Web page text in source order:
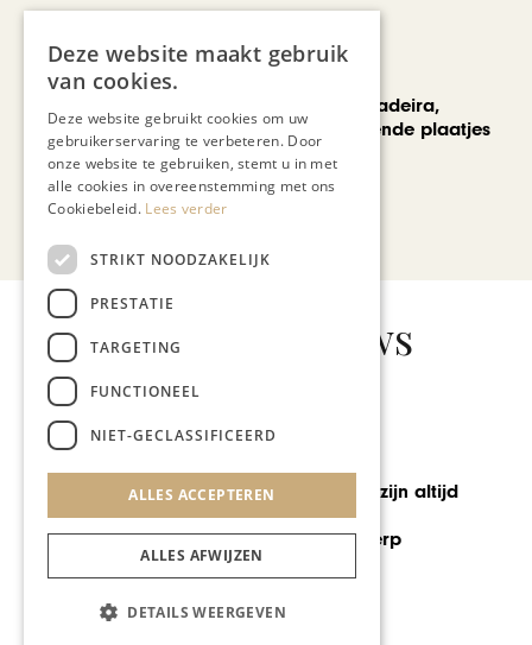
Een week op Madeira,
voorbij de bekende plaatjes
Gerelateerd nieuws
AUTOMOTIVE
XPENG, hét Chinese
Deze website maakt gebruik
van cookies.
Deze website gebruikt cookies om uw
gebruikerservaring te verbeteren. Door
onze website te gebruiken, stemt u in met
alle cookies in overeenstemming met ons
Cookiebeleid. Lees verder
STRIKT NOODZAKELIJK
PRESTATIE
TARGETING
FUNCTIONEEL
NIET-GECLASSIFICEERD
ALLES ACCEPTEREN
ALLES AFWIJZEN
DETAILS WEERGEVEN